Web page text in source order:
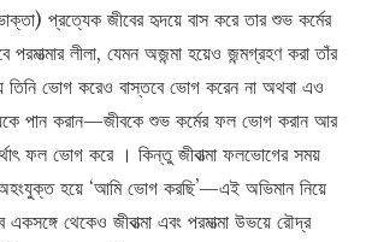
প্রত্যেক জীবের হৃদয়ে বাস করে তার শুভ কর্মের
লীলা, যেমন অজন্মা হয়েও জন্মগ্রহণ করা তাঁর
ভোগ করেও বাস্তবে ভোগ করেন না অথবা এও
পান করান—জীবকে শুভ কর্মের ফল ভোগ করান আর
ফল ভোগ করে । কিন্তু জীবাত্মা ফলভোগের সময়
হয়ে ‘আমি ভোগ করছি’—এই অভিমান নিয়ে
থেকেও জীবাত্মা এবং পরমাত্মা উভয়ে রৌদ্র